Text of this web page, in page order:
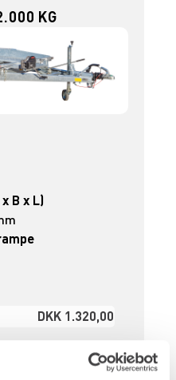
KG
B x L)
DKK 1.320,00